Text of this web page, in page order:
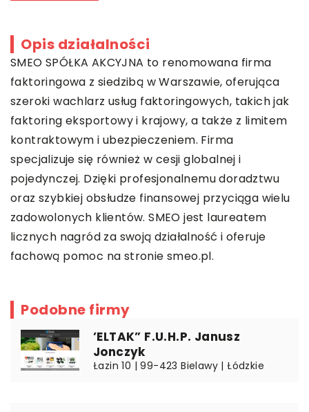
Opis działalności
SMEO SPÓŁKA AKCYJNA to renomowana firma
faktoringowa z siedzibą w Warszawie, oferująca
szeroki wachlarz usług faktoringowych, takich jak
faktoring eksportowy i krajowy, a także z limitem
kontraktowym i ubezpieczeniem. Firma
specjalizuje się również w cesji globalnej i
pojedynczej. Dzięki profesjonalnemu doradztwu
oraz szybkiej obsłudze finansowej przyciąga wielu
zadowolonych klientów. SMEO jest laureatem
licznych nagród za swoją działalność i oferuje
fachową pomoc na stronie smeo.pl.
Podobne firmy
’ELTAK” F.U.H.P. Janusz
Jonczyk
Łazin 10 | 99-423 Bielawy | Łódzkie